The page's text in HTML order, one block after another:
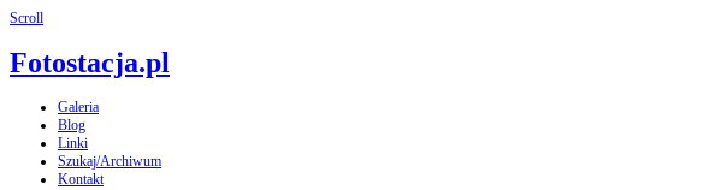
Scroll
Fotostacja.pl
Galeria
Blog
Linki
Szukaj/Archiwum
Kontakt